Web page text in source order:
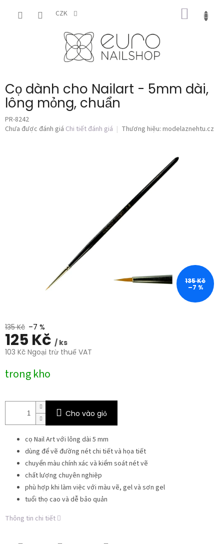
CZK
GIỎ
HÀNG
Cọ dành cho Nailart - 5mm dài,
lông mỏng, chuẩn
PR-8242
Đánh
Chưa được đánh giá Chi tiết đánh giá Thương hiệu: modelaznehtu.cz
135 Kč
–7 %
135 Kč –7 %
125 Kč / ks
103 Kč Ngoại trừ thuế VAT
đo
trong kho
Cho vào giỏ
cọ Nail Art với lông dài 5 mm
dùng để vẽ đường nét chi tiết và họa tiết
chuyển màu chính xác và kiểm soát nét vẽ
chất lượng chuyên nghiệp
phù hợp khi làm việc với màu vẽ, gel và sơn gel
tuổi thọ cao và dễ bảo quản
Thông tin chi tiết